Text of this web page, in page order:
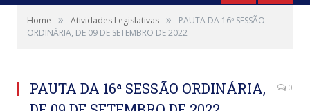
Home » Atividades Legislativas »
PAUTA DA 16ª SESSÃO
ORDINÁRIA, DE 09 DE SETEMBRO DE 2022
PAUTA DA 16ª SESSÃO ORDINÁRIA,
0